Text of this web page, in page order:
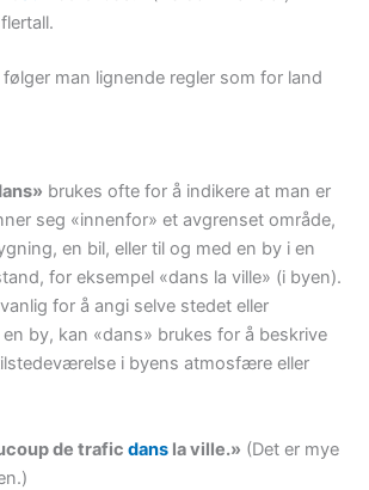
man lignende regler som for land
brukes ofte for å indikere at man er
seg «innenfor» et avgrenset område,
en bil, eller til og med en by i en
for eksempel «dans la ville» (i byen).
for å angi selve stedet eller
by, kan «dans» brukes for å beskrive
i byens atmosfære eller
de traficdans la ville.» (Det er mye